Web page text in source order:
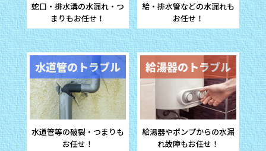
蛇口・排水溝の水漏れ・ つ
まりもお任せ！
給・排水管などの水漏れも
お任せ！
水道管のトラブル
水道管等の破裂・つまりも
お任せ！
給湯器のトラブル
給湯器やポンプからの水漏
れ故障もお任せ！